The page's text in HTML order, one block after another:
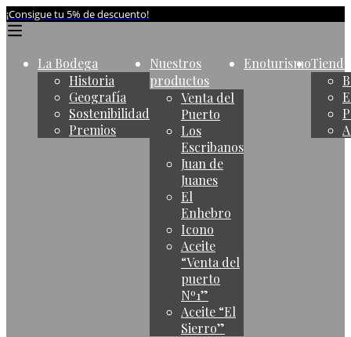
¡Consigue tu 5% de descuento!
La Bodega
Historia
Geografía
Sostenibilidad
Premios
Nuestros
productos
Venta del
Puerto
Los
Escribanos
Juan de
Juanes
El
Enhebro
Icono
Aceite
“Venta del
puerto
Nº1”
Aceite “El
Sierro”
EnoturismoTienda